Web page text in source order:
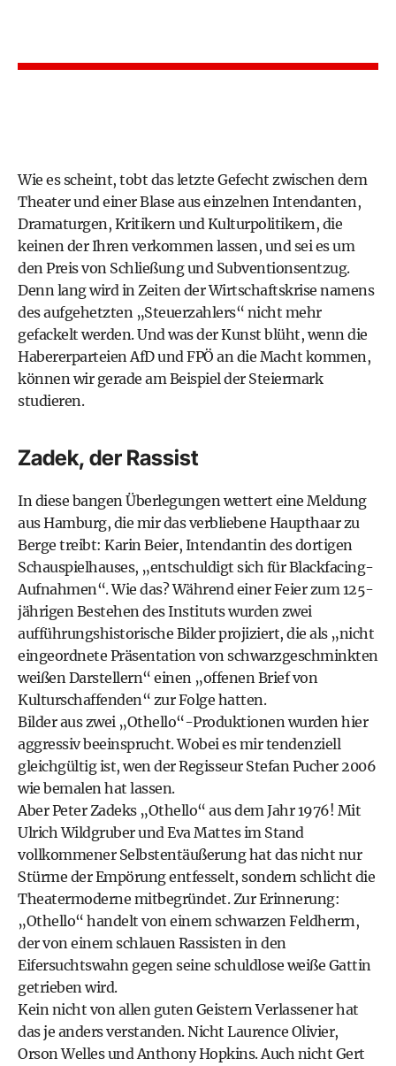
Wie es scheint, tobt das letzte Gefecht zwischen dem
Theater und einer Blase aus einzelnen Intendanten,
Dramaturgen, Kritikern und Kulturpolitikern, die
keinen der Ihren verkommen lassen, und sei es um
den Preis von Schließung und Subventionsentzug.
Denn lang wird in Zeiten der Wirtschaftskrise namens
des aufgehetzten „Steuerzahlers“ nicht mehr
gefackelt werden. Und was der Kunst blüht, wenn die
Habererparteien AfD und FPÖ an die Macht kommen,
können wir gerade am Beispiel der Steiermark
studieren.
Zadek, der Rassist
In diese bangen Überlegungen wettert eine Meldung
aus Hamburg, die mir das verbliebene Haupthaar zu
Berge treibt: Karin Beier, Intendantin des dortigen
Schauspielhauses, „entschuldigt sich für Blackfacing-
Aufnahmen“. Wie das? Während einer Feier zum 125-
jährigen Bestehen des Instituts wurden zwei
aufführungshistorische Bilder projiziert, die als „nicht
eingeordnete Präsentation von schwarzgeschminkten
weißen Darstellern“ einen „offenen Brief von
Kulturschaffenden“ zur Folge hatten.
Bilder aus zwei „Othello“-Produktionen wurden hier
aggressiv beeinsprucht. Wobei es mir tendenziell
gleichgültig ist, wen der Regisseur Stefan Pucher 2006
wie bemalen hat lassen.
Aber Peter Zadeks „Othello“ aus dem Jahr 1976! Mit
Ulrich Wildgruber und Eva Mattes im Stand
vollkommener Selbstentäußerung hat das nicht nur
Stürme der Empörung entfesselt, sondern schlicht die
Theatermoderne mitbegründet. Zur Erinnerung:
„Othello“ handelt von einem schwarzen Feldherrn,
der von einem schlauen Rassisten in den
Eifersuchtswahn gegen seine schuldlose weiße Gattin
getrieben wird.
Kein nicht von allen guten Geistern Verlassener hat
das je anders verstanden. Nicht Laurence Olivier,
Orson Welles und Anthony Hopkins. Auch nicht Gert